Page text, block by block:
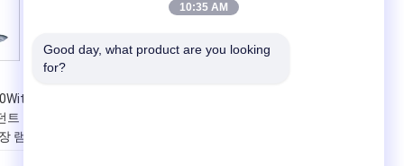
트
램
10:35 AM
Good day, what product are you looking
for?